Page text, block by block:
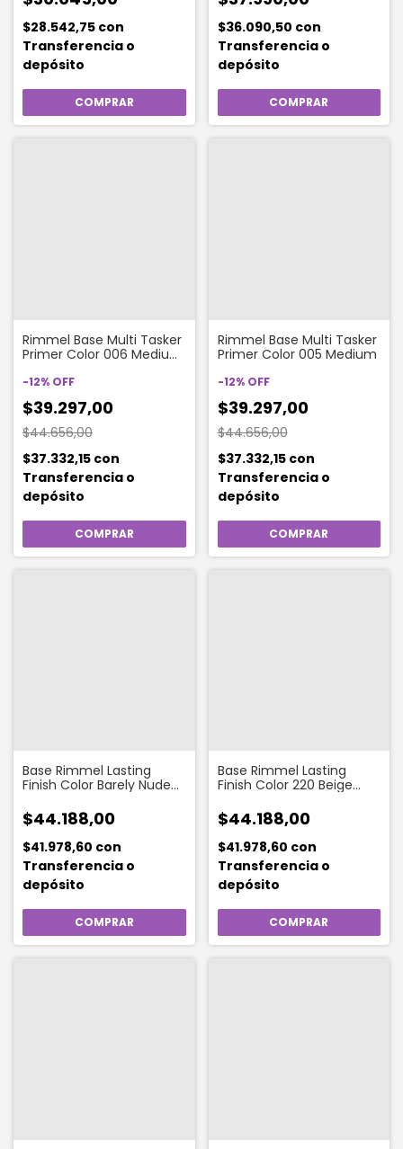
$28.542,75 con
Transferencia o
depósito
$36.090,50 con
Transferencia o
depósito
Rimmel Base Multi Tasker
Primer Color 006 Medium
-12% OFF
$39.297,00
$44.656,00
$37.332,15 con
Transferencia o
depósito
Rimmel Base Multi Tasker
Primer Color 005 Medium
-12% OFF
$39.297,00
$44.656,00
$37.332,15 con
Transferencia o
depósito
Base Rimmel Lasting
Finish Color Barely Nude
$44.188,00
$41.978,60 con
Transferencia o
depósito
Base Rimmel Lasting
Finish Color 220 Beige
$44.188,00
$41.978,60 con
Transferencia o
depósito